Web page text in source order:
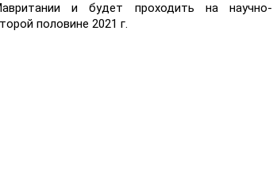
и будет проходить на научно-
половине 2021 г.